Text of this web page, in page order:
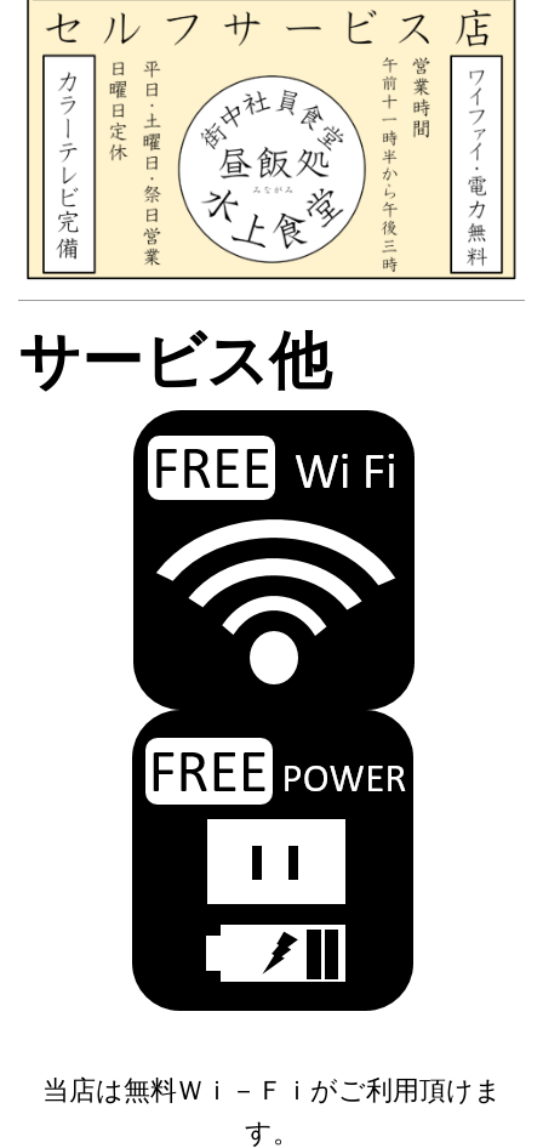
サービス他
当店は無料Ｗｉ－Ｆｉがご利用頂けま
す。